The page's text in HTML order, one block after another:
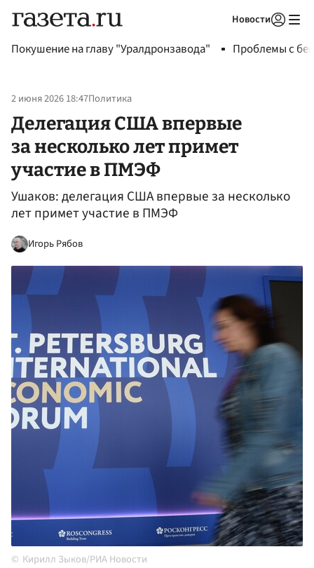
Новости
Покушение на главу "Уралдронзавода" Проблемы с
2 июня 2026 18:47Политика
Делегация США впервые
за несколько лет примет
участие в ПМЭФ
Ушаков: делегация США впервые за несколько
лет примет участие в ПМЭФ
Игорь Рябов
Кирилл Зыков/РИА Новости